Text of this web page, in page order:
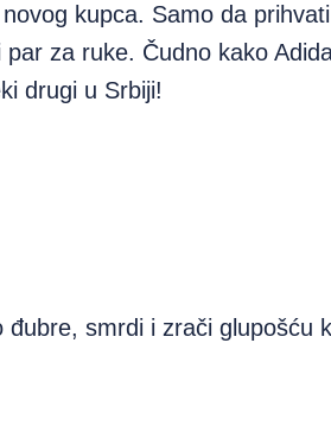
kupca. Samo da
za ruke. Čudno kako
drugi u Srbiji!
đubre, smrdi i zrači glupošću